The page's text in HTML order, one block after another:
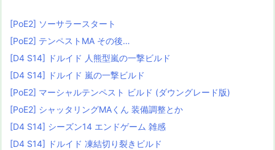
[PoE2] ソーサラースタート
[PoE2] テンペストMA その後…
[D4 S14] ドルイド 人熊型嵐の一撃ビルド
[D4 S14] ドルイド 嵐の一撃ビルド
[PoE2] マーシャルテンペスト ビルド (ダウングレード版)
[PoE2] シャッタリングMAくん 装備調整とか
[D4 S14] シーズン14 エンドゲーム 雑感
[D4 S14] ドルイド 凍結切り裂きビルド